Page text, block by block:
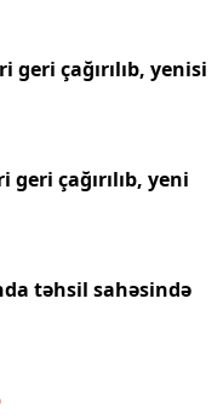
geri çağırılıb, yenisi
geri çağırılıb, yeni
təhsil sahəsində